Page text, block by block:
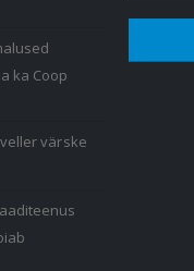
ka Coop
värske